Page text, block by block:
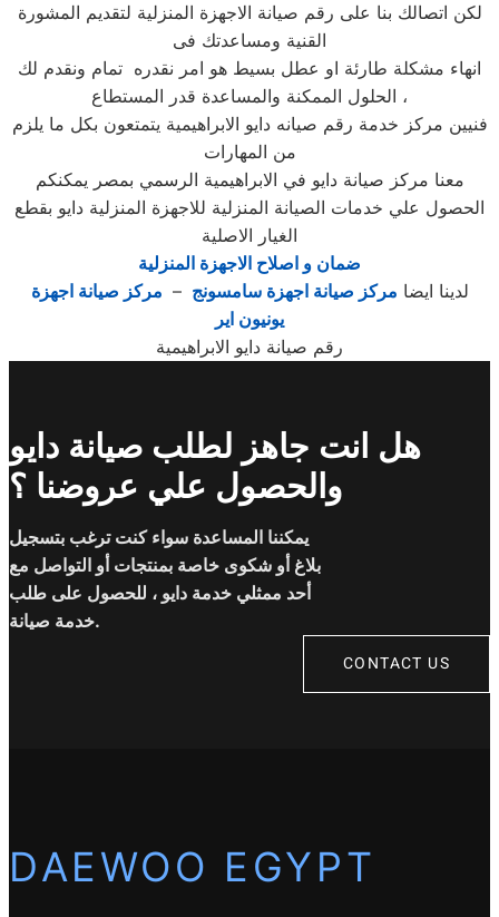
لكن اتصالك بنا على رقم صيانة الاجهزة المنزلية لتقديم المشورة
القنية ومساعدتك فى
انهاء مشكلة طارئة او عطل بسيط هو امر نقدره تمام ونقدم لك
الحلول الممكنة والمساعدة قدر المستطاع ،
فنيين مركز خدمة رقم صيانه دايو الابراهيمية يتمتعون بكل ما يلزم
من المهارات
معنا مركز صيانة دايو في الابراهيمية الرسمي بمصر يمكنكم
الحصول علي خدمات الصيانة المنزلية للاجهزة المنزلية دايو بقطع
الغيار الاصلية
ضمان و اصلاح الاجهزة المنزلية
لدينا ايضا مركز صيانة اجهزة سامسونج – مركز صيانة اجهزة
يونيون اير
رقم صيانة دايو الابراهيمية
هل انت جاهز لطلب صيانة دايو
والحصول علي عروضنا ؟
يمكننا المساعدة سواء كنت ترغب بتسجيل
بلاغ أو شكوى خاصة بمنتجات أو التواصل مع
أحد ممثلي خدمة دايو ، للحصول على طلب
خدمة صيانة.
CONTACT US
DAEWOO EGYPT